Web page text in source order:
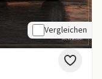
Vergleichen